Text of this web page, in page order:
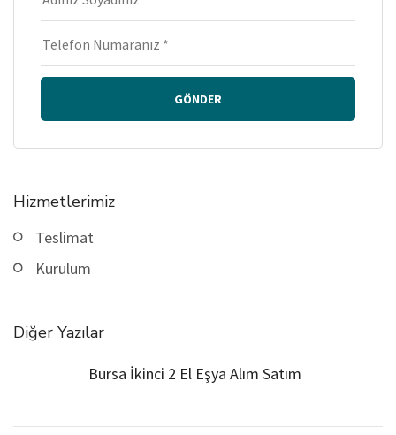
GÖNDER
Hizmetlerimiz
Teslimat
Kurulum
Diğer Yazılar
Bursa İkinci 2 El Eşya Alım Satım